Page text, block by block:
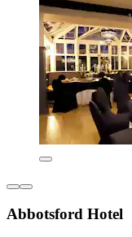
Abbotsford Hotel